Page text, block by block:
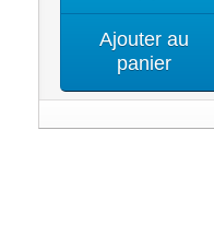
Ajouter au
panier